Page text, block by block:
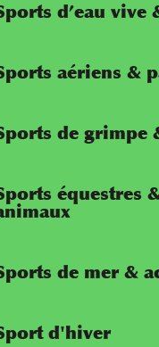
d’eau vive
aériens &
de grimpe
équestres
de mer &
d'hiver
séjour ?